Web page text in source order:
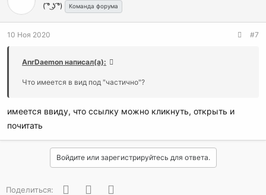
( ͡° ͜ʖ ͡°) Команда форума
10 Ноя 2020 #7
AnrDaemon написал(а):
Что имеется в вид под "частично"?
имеется ввиду, что ссылку можно кликнуть, открыть и
почитать
Войдите или зарегистрируйтесь для ответа.
Поделиться: FacebookTwitter